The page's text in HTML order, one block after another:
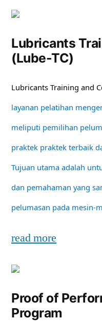
Lubricants
(Lube-TC)
Lubricants Training and
layanan pelatihan
meliputi pemilihan
praktek praktek terbaik
Tujuan utama adalah
dan pemahaman yang
pelumasan pada mesin-
read more
Proof of
Program